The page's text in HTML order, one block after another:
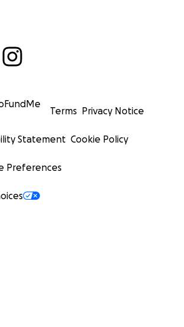
Terms Privacy Notice
Statement Cookie Policy
Preferences